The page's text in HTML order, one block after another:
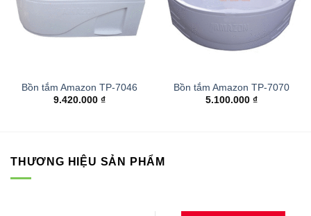
Bồn tắm Amazon TP-7046
9.420.000 ₫
Bồn tắm Amazon TP-7070
5.100.000 ₫
THƯƠNG HIỆU SẢN PHẨM